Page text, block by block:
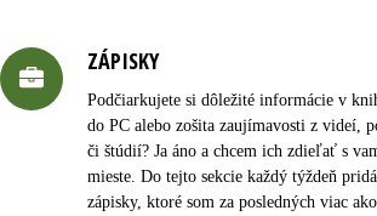
ZÁPISKY
Podčiarkujete si dôležité informácie v
do PC alebo zošita zaujímavosti z videí,
či štúdií? Ja áno a chcem ich zdieľať s
mieste. Do tejto sekcie každý týždeň
zápisky, ktoré som za posledných viac